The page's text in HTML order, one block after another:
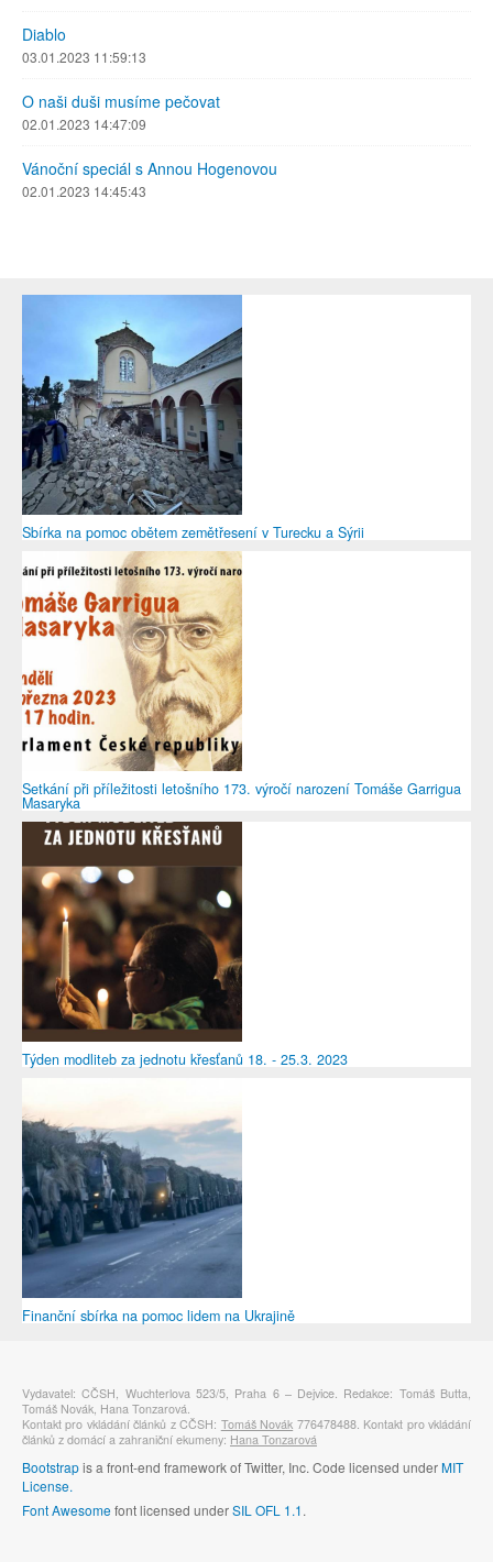
Diablo
03.01.2023 11:59:13
O naši duši musíme pečovat
02.01.2023 14:47:09
Vánoční speciál s Annou Hogenovou
02.01.2023 14:45:43
Sbírka na pomoc obětem zemětřesení v Turecku a Sýrii
Setkání při příležitosti letošního 173. výročí narození Tomáše Garrigua
Masaryka
Týden modliteb za jednotu křesťanů 18. - 25.3. 2023
Finanční sbírka na pomoc lidem na Ukrajině
Vydavatel: CČSH, Wuchterlova 523/5, Praha 6 – Dejvice. Redakce: Tomáš Butta,
Tomáš Novák, Hana Tonzarová.
Kontakt pro vkládání článků z CČSH: Tomáš Novák 776478488. Kontakt pro vkládání
článků z domácí a zahraniční ekumeny: Hana Tonzarová
Bootstrapis a front-end framework of Twitter, Inc. Code licensed underMIT
License.
Font Awesomefont licensed underSIL OFL 1.1.